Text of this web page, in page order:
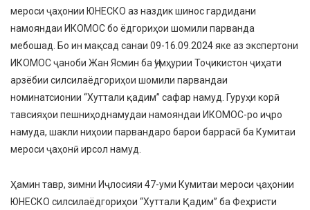
мероси ҷаҳонии ЮНЕСКО аз наздик шинос гардидани
намояндаи ИКОМОС бо ёдгориҳои шомили парванда
мебошад. Бо ин мақсад санаи 09-16.09.2024 яке аз экспертони
ИКОМОС ҷаноби Жан Ясмин ба Ҷумҳурии Тоҷикистон ҷиҳати
арзёбии силсилаёдгориҳои шомили парвандаи
номинатсионии “Хуттали қадим” сафар намуд. Гуруҳи корӣ
тавсияҳои пешниҳоднамудаи намояндаи ИКОМОС-ро иҷро
намуда, шакли ниҳоии парвандаро барои баррасӣ ба Кумитаи
мероси ҷаҳонӣ ирсол намуд.
Ҳамин тавр, зимни Иҷлосияи 47-уми Кумитаи мероси ҷаҳонии
ЮНЕСКО силсилаёдгориҳои “Хуттали Қадим” ба Феҳристи